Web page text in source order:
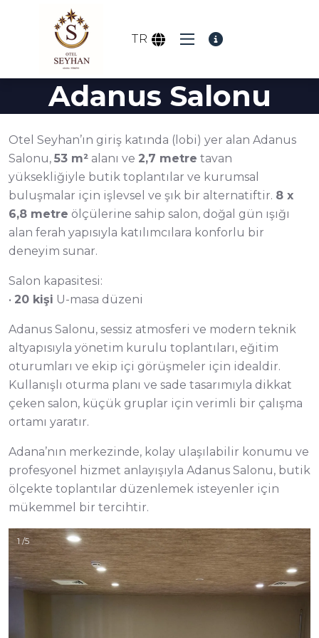
TR
Adanus Salonu
Otel Seyhan’ın giriş katında (lobi) yer alan Adanus
Salonu, 53 m² alanı ve 2,7 metre tavan
yüksekliğiyle butik toplantılar ve kurumsal
buluşmalar için işlevsel ve şık bir alternatiftir. 8 x
6,8 metre ölçülerine sahip salon, doğal gün ışığı
alan ferah yapısıyla katılımcılara konforlu bir
deneyim sunar.
Salon kapasitesi:
• 20 kişi U-masa düzeni
Adanus Salonu, sessiz atmosferi ve modern teknik
altyapısıyla yönetim kurulu toplantıları, eğitim
oturumları ve ekip içi görüşmeler için idealdir.
Kullanışlı oturma planı ve sade tasarımıyla dikkat
çeken salon, küçük gruplar için verimli bir çalışma
ortamı yaratır.
Adana’nın merkezinde, kolay ulaşılabilir konumu ve
profesyonel hizmet anlayışıyla Adanus Salonu, butik
ölçekte toplantılar düzenlemek isteyenler için
mükemmel bir tercihtir.
1 /5